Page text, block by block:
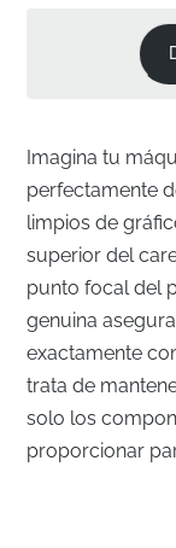
Imagina tu
perfectamente
limpios de
superior del
punto focal del
genuina
exactamente
trata de
solo los
proporcionar